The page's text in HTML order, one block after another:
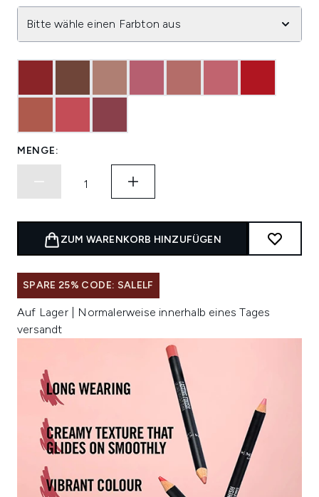
Bitte wähle einen Farbton aus
MENGE:
ZUM WARENKORB HINZUFÜGEN
SPARE 25% CODE: SALELF
Auf Lager | Normalerweise innerhalb eines Tages
versandt